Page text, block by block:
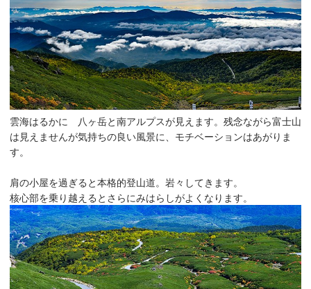
雲海はるかに 八ヶ岳と南アルプスが見えます。残念ながら富士山
は見えませんが気持ちの良い風景に、モチベーションはあがりま
す。
肩の小屋を過ぎると本格的登山道。岩々してきます。
核心部を乗り越えるとさらにみはらしがよくなります。